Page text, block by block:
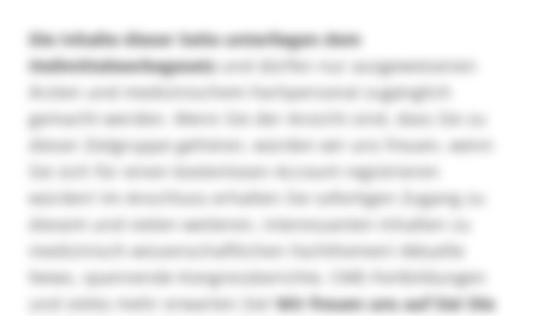
Die Inhalte dieser Seite unterliegen dem
Heilmittelwerbegesetzund dürfen nur ausgewiesenen
Ärzten und medizinischem Fachpersonal zugänglich
gemacht werden. Wenn Sie der Ansicht sind, dass Sie zu
dieser Zielgruppe gehören, würden wir uns freuen, wenn
Sie sich für einen kostenlosen Account registrieren
würden! Im Anschluss erhalten Sie sofortigen Zugang zu
diesem und vielen weiteren, interessanten Inhalten zu
medizinisch-wissenschaftlichen Fachthemen! Aktuelle
News, spannende Kongressberichte, CME-Fortbildungen
und vieles mehr erwarten Sie!Wir freuen uns auf Sie! Die